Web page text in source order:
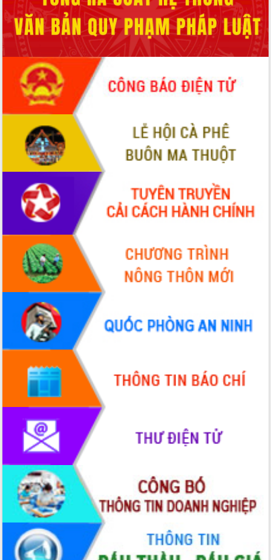
Ứng dụng sinh trắc học - Bước tiến
trong hành trình chuyển đổi số tại Đắk
Lắk
Đắk Lắk nâng cao hiệu quả công tác
Đảng từ Sổ tay đảng viên điện tử
Đắk Lắk đẩy mạnh nuôi biển công
nghệ, hướng tới phát triển thủy sản
bền vững
Tập huấn nâng cao năng lực triển khai
chuyển đổi số cho cán bộ, công chức
cấp xã
Đắk Lắk phát động hưởng ứng Ngày
Quyền của người tiêu dùng Việt Nam
Đẩy mạnh cải cách hành chính, quyết
tâm đạt được mục tiêu tăng trưởng
hai con số trong năm 2026
Tổ chức trang trọng Lễ hội Đền thờ
Lương Văn Chánh năm 2026
Phó Bí thư Tỉnh ủy Đắk Lắk Đỗ Hữu
Huy giữ chức Bí thư Đảng ủy Ủy Ban
Nhân dân tỉnh
Bệnh án điện tử thúc đẩy chuyển đổi
số y tế tại Đắk Lắk
Chuyển đổi số thư viện: Mở rộng
không gian tri thức trong thời đại số
Đánh giá, rút kinh nghiệm công tác tổ
chức diễn tập trước ngày bầu cử
Chương trình “Gặp gỡ hữu nghị –
Friendship Meeting New Year 2026”
Bầu cử Quốc hội và HĐND: Cử tri Đắk
Lắk gửi gắm niềm tin, kỳ vọng vào lá
phiếu
Đắk Lắk sẵn sàng các điều kiện cho
Ngày hội bầu cử đại biểu Quốc hội
khóa XVI và HĐND các cấp nhiệm kỳ
2026-2031
Đảm bảo cuộc bầu cử đại biểu Quốc
hội và đại biểu HĐND các cấp diễn ra
an toàn, hiệu quả, đúng quy định
Thủ tướng Chính phủ Phạm Minh Chính
kiểm tra, chỉ đạo hoàn thành các dự